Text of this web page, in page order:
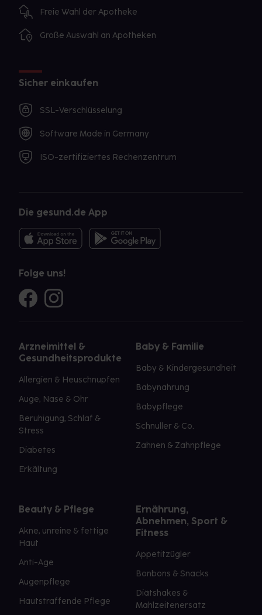
Freie Wahl der Apotheke
Große Auswahl an Apotheken
Sicher einkaufen
SSL-Verschlüsselung
Software Made in Germany
ISO-zertifiziertes Rechenzentrum
Die gesund.de App
Folge uns!
Arzneimittel &
Gesundheitsprodukte
Allergien & Heuschnupfen
Auge, Nase & Ohr
Beruhigung, Schlaf &
Stress
Diabetes
Erkältung
Baby & Familie
Baby & Kindergesundheit
Babynahrung
Babypflege
Schnuller & Co.
Zahnen & Zahnpflege
Beauty & Pflege
Akne, unreine & fettige
Haut
Anti-Age
Augenpflege
Hautstraffende Pflege
Ernährung,
Abnehmen, Sport &
Fitness
Appetitzügler
Bonbons & Snacks
Diätshakes &
Mahlzeitenersatz